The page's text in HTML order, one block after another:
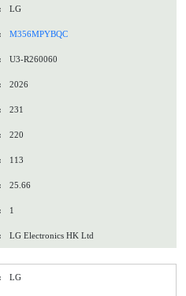
LG
M356MPYBQC
U3-R260060
2026
231
220
113
25.66
1
LG Electronics HK Ltd
LG